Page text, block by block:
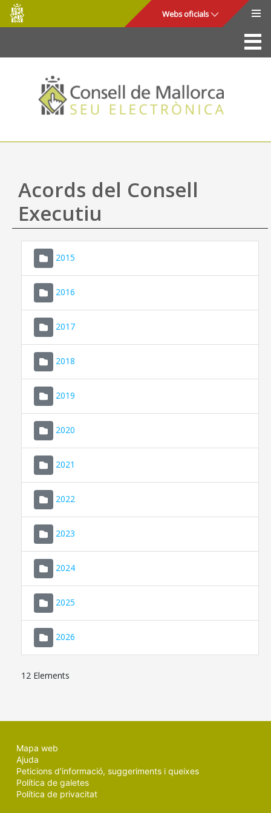
Salta al contingut principal
Consell
de
Mallorca
Webs oficials
La Seu
Consell de Mallorca
Accés i seguretat
Utilitats
Ajuda
Acords del Consell
Executiu
2015
2016
2017
2018
2019
2020
2021
2022
2023
2024
2025
2026
12 Elements
Mapa web
Ajuda
Peticions d'informació, suggeriments i queixes
Política de galetes
Política de privacitat